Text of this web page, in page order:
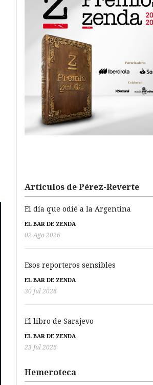
Artículos de Pérez-Reverte
El día que odié a la Argentina
EL BAR DE ZENDA
02 Ago 2026
Esos reporteros sensibles
EL BAR DE ZENDA
30 Jul 2026
El libro de Sarajevo
EL BAR DE ZENDA
23 Jul 2026
Hemeroteca